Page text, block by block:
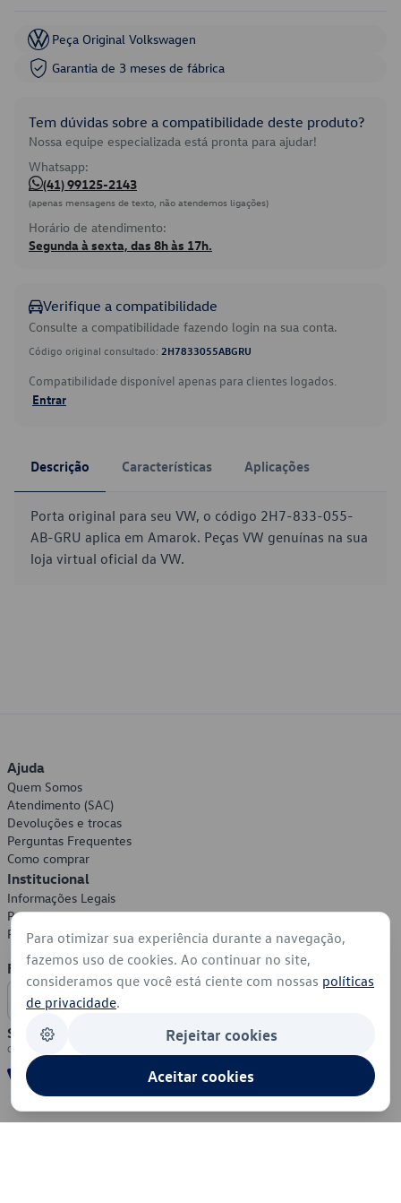
Peça Original Volkswagen
Garantia de 3 meses de fábrica
Tem dúvidas sobre a compatibilidade deste produto?
Nossa equipe especializada está pronta para ajudar!
Whatsapp:
(41) 99125-2143
(apenas mensagens de texto, não atendemos ligações)
Horário de atendimento:
Segunda à sexta, das 8h às 17h.
Verifique a compatibilidade
Consulte a compatibilidade fazendo login na sua conta.
Código original consultado: 2H7833055ABGRU
Compatibilidade disponível apenas para clientes logados.
Entrar
Descrição Características Aplicações
Porta original para seu VW, o código 2H7-833-055-
AB-GRU aplica em Amarok. Peças VW genuínas na sua
loja virtual oficial da VW.
Ajuda
Quem Somos
Atendimento (SAC)
Devoluções e trocas
Perguntas Frequentes
Como comprar
Institucional
Informações Legais
Política de Privacidade
Política de Cookies
Formas de Pagamento
Segurança
Para otimizar sua experiência durante a navegação,
fazemos uso de cookies. Ao continuar no site,
consideramos que você está ciente com nossas políticas
de privacidade.
Rejeitar cookies
Aceitar cookies